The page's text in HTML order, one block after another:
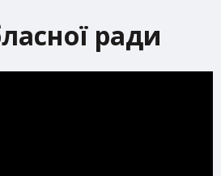
ради